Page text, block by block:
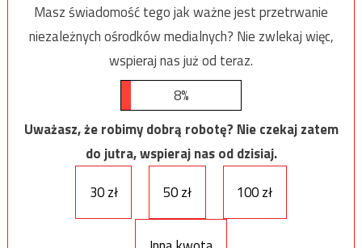
Masz świadomość tego jak ważne jest przetrwanie
niezależnych ośrodków medialnych? Nie zwlekaj więc,
wspieraj nas już od teraz.
8%
Uważasz, że robimy dobrą robotę? Nie czekaj zatem
do jutra, wspieraj nas od dzisiaj.
30 zł
50 zł 100 zł